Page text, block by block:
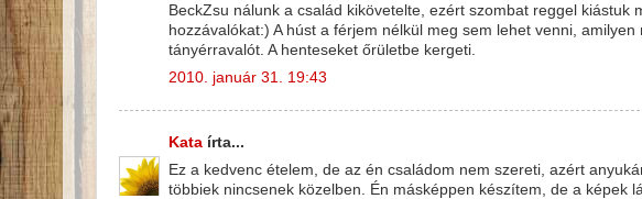
BeckZsu nálunk a család kikövetelte, ezért szombat reggel kiástuk
hozzávalókat:) A húst a férjem nélkül meg sem lehet venni,
tányérravalót. A henteseket őrületbe kergeti.
2010. január 31. 19:43
Kata írta...
Ez a kedvenc ételem, de az én családom nem szereti, azért
többiek nincsenek közelben. Én másképpen készítem, de a képek